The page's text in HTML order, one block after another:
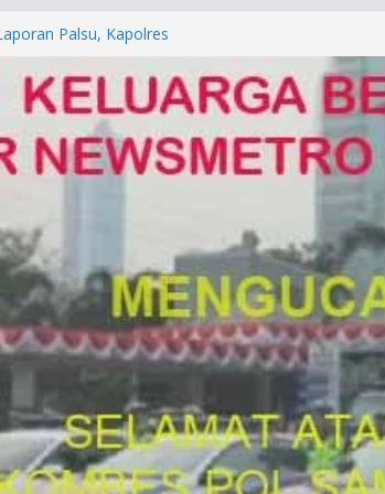
Palsu, Kapolres
PUNGLI SIM
Alam di Jawa Barat yang
KUHAP Baru 2026, Tegaskan
Dipidana
DENPASAR DAN
POLDA BALI DIDUGA